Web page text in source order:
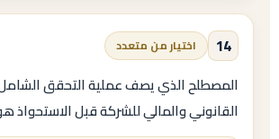
الإجابة النموذجية
ب.
Right
(حق الإجبار على البيع المعية).
14 اختيار من متعدد
المصطلح الذي يصف عملية التحقق
القانوني والمالي للشركة قبل الاستحواذ